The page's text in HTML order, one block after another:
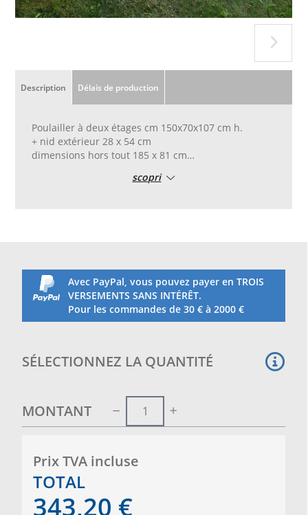
Description Délais de production
Poulailler à deux étages cm 150x70x107 cm h.
+ nid extérieur 28 x 54 cm
dimensions hors tout 185 x 81 cm
scopri
Avec PayPal, vous pouvez payer en TROIS
VERSEMENTS SANS INTÉRÊT.
Pour les commandes de 30 € à 2000 €
SÉLECTIONNEZ LA QUANTITÉ
MONTANT
Prix ​​TVA incluse
TOTAL
343,20 €